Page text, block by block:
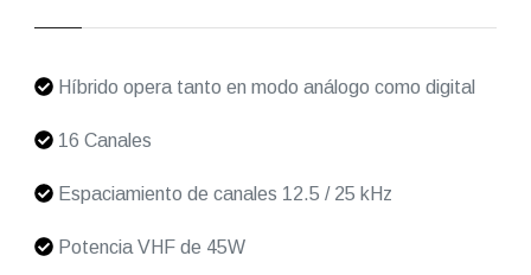
Híbrido opera tanto en modo análogo como digital
16 Canales
Espaciamiento de canales 12.5 / 25 kHz
Potencia VHF de 45W